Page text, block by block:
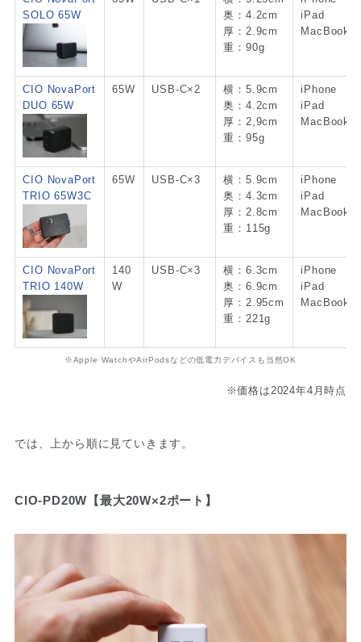
SOLO 65W
奥：4.2cm
厚：2.9cm
重：90g
iPad
MacBook
CIO NovaPort
DUO 65W
65W USB-C×2
横：5.9cm
奥：4.2cm
厚：2,9cm
重：95g
iPhone
iPad
MacBook
CIO NovaPort
TRIO 65W3C
65W USB-C×3
横：5.9cm
奥：4.3cm
厚：2.8cm
重：115g
iPhone
iPad
MacBook
CIO NovaPort
TRIO 140W
140
W
USB-C×3
横：6.3cm
奥：6.9cm
厚：2.95cm
重：221g
iPhone
iPad
MacBook
※Apple WatchやAirPodsなどの低電力デバイスも当然OK
※価格は2024年4月時点
では、上から順に見ていきます。
CIO-PD20W【最大20W×2ポート】